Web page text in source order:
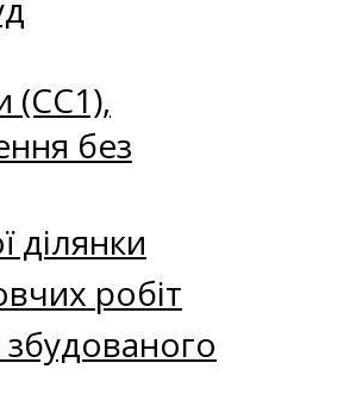
(СС1),
без
ділянки
робіт
збудованого